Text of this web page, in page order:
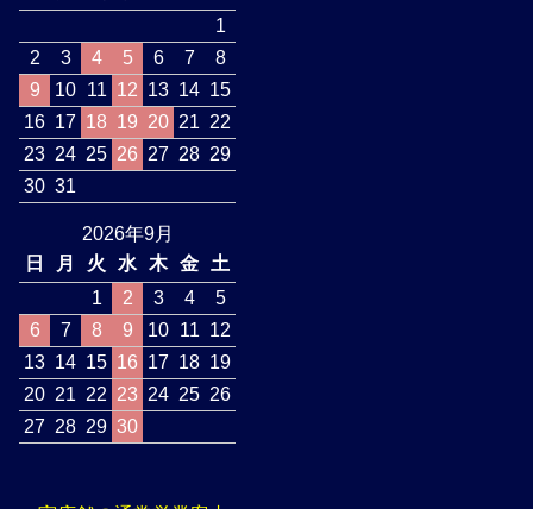
1
2
3 4 5 6 7
8
9
10 11 12 13 14 15
16 17 18 19 20 21 22
23 24 25 26 27 28 29
30 31
2026年9月
日
月 火 水 木 金
土
1
2 3 4
5
6
7 8 9 10 11 12
13 14 15 16 17 18 19
20 21 22 23 24 25 26
27 28 29 30